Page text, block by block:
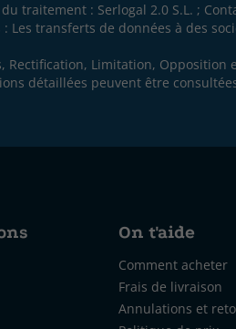
traitement : Serlogal 2.0 S.L. ;
Les transferts de données à des
Rectification, Limitation, Opposition
détaillées peuvent être
On t'aide
Comment acheter
Frais de livraison
Annulations et